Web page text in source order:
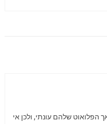
הפלואוט שלהם עונתי, ולכן אי